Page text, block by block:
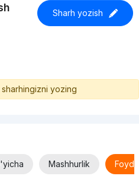
Sharh yozish
yozing
Mashhurlik